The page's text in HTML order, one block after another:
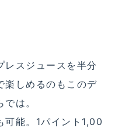
レスジュースを半分
楽しめるのもこのデ
は。
可能。1パイント1,00